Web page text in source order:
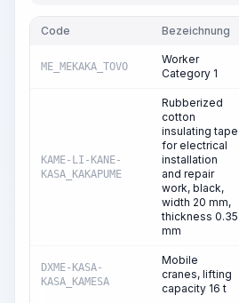
Code Bezeichnung
ME_MEKAKA_TOVO
Worker
Category 1
KAME-LI-KANE-
KASA_KAKAPUME
Rubberized
cotton
insulating tape
for electrical
installation
and repair
work, black,
width 20 mm,
thickness 0.35
mm
DXME-KASA-
KASA_KAMESA
Mobile
cranes, lifting
capacity 16 t